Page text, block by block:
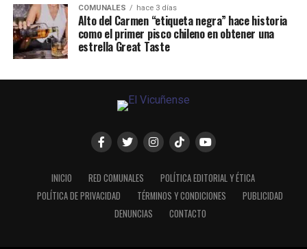
COMUNALES hace 3 días
Alto del Carmen “etiqueta negra” hace historia
como el primer pisco chileno en obtener una
estrella Great Taste
INICIO RED COMUNALES
POLÍTICA EDITORIAL Y ÉTICA
POLÍTICA DE PRIVACIDAD
TÉRMINOS Y CONDICIONES
PUBLICIDAD
DENUNCIAS
CONTACTO